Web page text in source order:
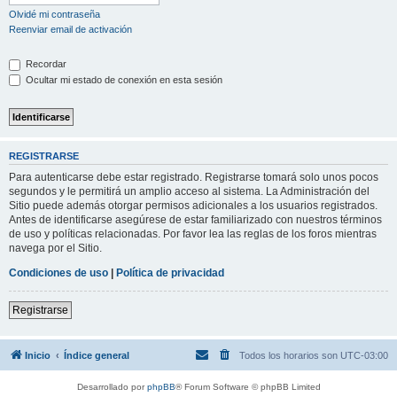
Olvidé mi contraseña
Reenviar email de activación
Recordar
Ocultar mi estado de conexión en esta sesión
REGISTRARSE
Para autenticarse debe estar registrado. Registrarse tomará solo unos pocos
segundos y le permitirá un amplio acceso al sistema. La Administración del
Sitio puede además otorgar permisos adicionales a los usuarios registrados.
Antes de identificarse asegúrese de estar familiarizado con nuestros términos
de uso y políticas relacionadas. Por favor lea las reglas de los foros mientras
navega por el Sitio.
Condiciones de uso | Política de privacidad
Registrarse
Inicio Índice general Todos los horarios son UTC-03:00
Desarrollado porphpBB® Forum Software © phpBB Limited